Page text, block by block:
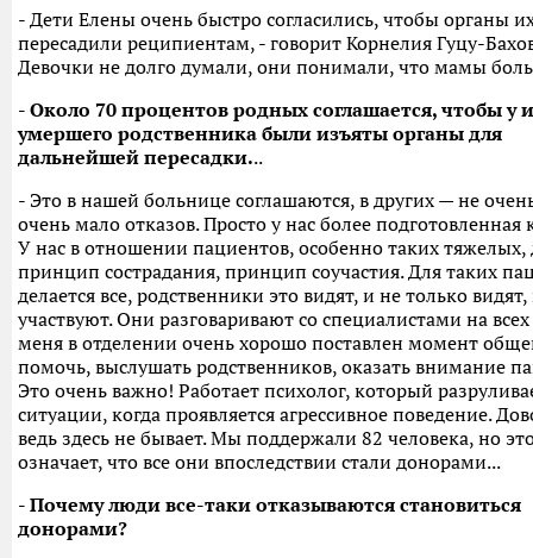
- Дети Елены очень быстро согласились, чтобы органы
пересадили реципиентам, - говорит Корнелия Гуцу-
Девочки не долго думали, они понимали, что мамы
- Около 70 процентов родных соглашается, чтобы у
умершего родственника были изъяты органы для
дальнейшей пересадки...
- Это в нашей больнице соглашаются, в других — не
очень мало отказов. Просто у нас более подготовленная
У нас в отношении пациентов, особенно таких тяжелых,
принцип сострадания, принцип соучастия. Для таких
делается все, родственники это видят, и не только
участвуют. Они разговаривают со специалистами на
меня в отделении очень хорошо поставлен момент
помочь, выслушать родственников, оказать внимание
Это очень важно! Работает психолог, который
ситуации, когда проявляется агрессивное поведение.
ведь здесь не бывает. Мы поддержали 82 человека, но
означает, что все они впоследствии стали донорами...
- Почему люди все-таки отказываются становиться
донорами?